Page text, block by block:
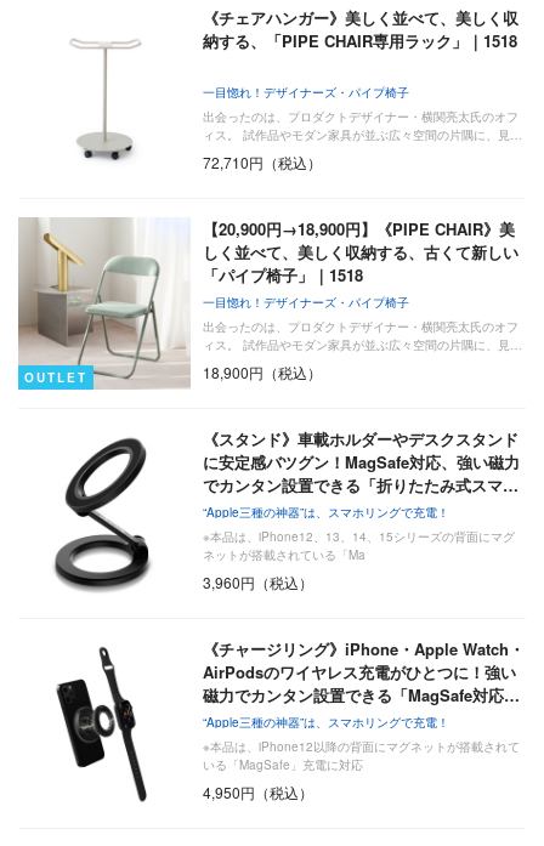
《チェアハンガー》美しく並べて、美しく収
納する、「PIPE CHAIR専用ラック」｜1518
一目惚れ！デザイナーズ・パイプ椅子
出会ったのは、プロダクトデザイナー・横関亮太氏のオフ
ィス。 試作品やモダン家具が並ぶ広々空間の片隅に、見…
72,710円（税込）
OUTLET
【20,900円→18,900円】《PIPE CHAIR》美
しく並べて、美しく収納する、古くて新しい
「パイプ椅子」｜1518
一目惚れ！デザイナーズ・パイプ椅子
出会ったのは、プロダクトデザイナー・横関亮太氏のオフ
ィス。 試作品やモダン家具が並ぶ広々空間の片隅に、見…
18,900円（税込）
《スタンド》車載ホルダーやデスクスタンド
に安定感バツグン！MagSafe対応、強い磁力
でカンタン設置できる「折りたたみ式スマ…
“Apple三種の神器”は、スマホリングで充電！
※本品は、iPhone12、13、14、15シリーズの背面にマグ
ネットが搭載されている「Ma
3,960円（税込）
《チャージリング》iPhone・Apple Watch・
AirPodsのワイヤレス充電がひとつに！強い
磁力でカンタン設置できる「MagSafe対応…
“Apple三種の神器”は、スマホリングで充電！
※本品は、iPhone12以降の背面にマグネットが搭載されて
いる「MagSafe」充電に対応
4,950円（税込）